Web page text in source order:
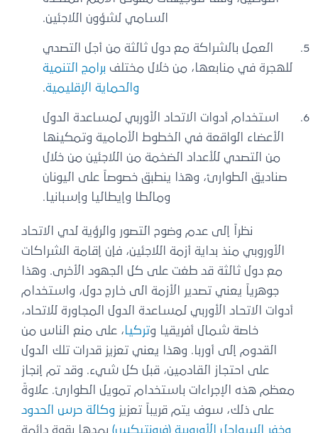
السامي لشؤون اللاجئين.
العمل بالشراكة مع دول ثالثة من أجل التصدي
للهجرة في منابعها، من خلال مختلف برامج التنمية
والحماية الإقليمية.
استخدام أدوات الاتحاد الأوربي لمساعدة الدول
الأعضاء الواقعة في الخطوط الأمامية وتمكينها
من التصدي للأعداد الضخمة من اللاجئين من خلال
صناديق الطوارئ، وهذا ينطبق خصوصاً على اليونان
ومالطا وإيطاليا وإسبانيا.
نظراً إلى عدم وضوح التصور والرؤية لدي الاتحاد
الأوروبي منذ بداية أزمة اللاجئين، فإن إقامة الشراكات
مع دول ثالثة قد طغت على كل الجهود الأخرى. وهذا
جوهرياً يعني تصدير الأزمة الى خارج دول، واستخدام
أدوات الاتحاد الأوربي لمساعدة الدول المجاورة للاتحاد،
خاصة شمال أفريقيا وتركيا ، على منع الناس من
القدوم إلى أوربا. وهذا يعني تعزيز قدرات تلك الدول
على احتجاز القادمين، قبل كل شيء. وقد تم إنجاز
معظم هذه الإجراءات باستخدام تمويل الطوارئ. علاوةً
على ذلك، سوف يتم قريباً تعزيز وكالة حرس الحدود
وخفر السواحل الأوروبية (فرونتيكس) بمدها بقوة دائمة